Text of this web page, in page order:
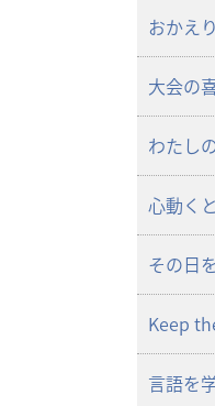
おかえ
大会の
わたし
心動く
その日
Keep
言語を